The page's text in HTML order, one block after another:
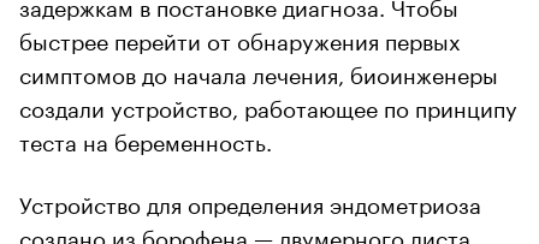
быстрее перейти от обнаружения первых
симптомов до начала лечения, биоинженеры
создали устройство, работающее по принципу
теста на беременность.
Устройство для определения эндометриоза
создано из борофена — двумерного листа,